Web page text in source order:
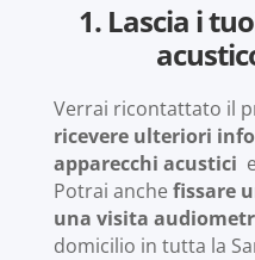
1. Lascia i
Verrai ricontattato il
ricevere ulteriori
apparecchi acustici
Potrai anchefissare
una visita
domicilio in tutta la